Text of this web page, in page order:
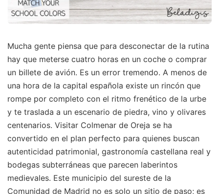
Mucha gente piensa que para desconectar de la rutina
hay que meterse cuatro horas en un coche o comprar
un billete de avión. Es un error tremendo. A menos de
una hora de la capital española existe un rincón que
rompe por completo con el ritmo frenético de la urbe
y te traslada a un escenario de piedra, vino y olivares
centenarios. Visitar Colmenar de Oreja se ha
convertido en el plan perfecto para quienes buscan
autenticidad patrimonial, gastronomía castellana real y
bodegas subterráneas que parecen laberintos
medievales. Este municipio del sureste de la
Comunidad de Madrid no es solo un sitio de paso; es